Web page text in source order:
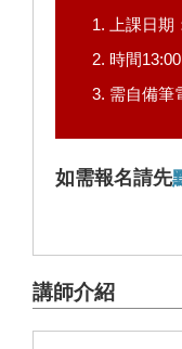
上課日
時間
需自備筆
如需報名請先
講師介紹